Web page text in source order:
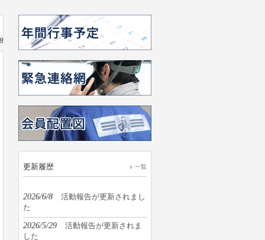
更新履歴 一覧
2026/6/8
活動報告が更新されまし
た
2026/5/29
活動報告が更新されま
した